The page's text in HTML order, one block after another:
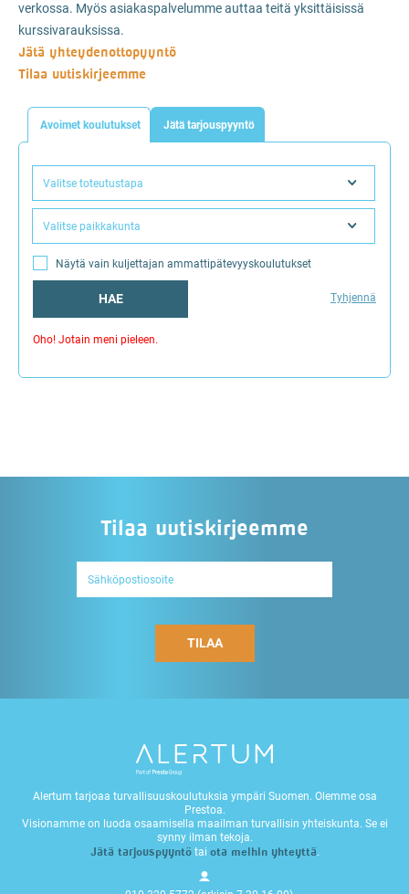
verkossa. Myös asiakaspalvelumme auttaa teitä yksittäisissä
kurssivarauksissa.
Jätä yhteydenottopyyntö
Tilaa uutiskirjeemme
Avoimet koulutukset Jätä tarjouspyyntö
Valitse toteutustapa
Valitse paikkakunta
Näytä vain kuljettajan ammattipätevyyskoulutukset
HAE Tyhjennä
Oho! Jotain meni pieleen.
Tilaa uutiskirjeemme
Alertum tarjoaa turvallisuuskoulutuksia ympäri Suomen. Olemme osa
Prestoa.
Visionamme on luoda osaamisella maailman turvallisin yhteiskunta. Se ei
synny ilman tekoja.
Jätä tarjouspyyntötai ota meihin yhteyttä.